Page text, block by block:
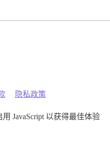
隐私政策
JavaScript 以获得最佳体验